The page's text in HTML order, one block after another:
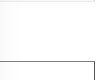
conditions